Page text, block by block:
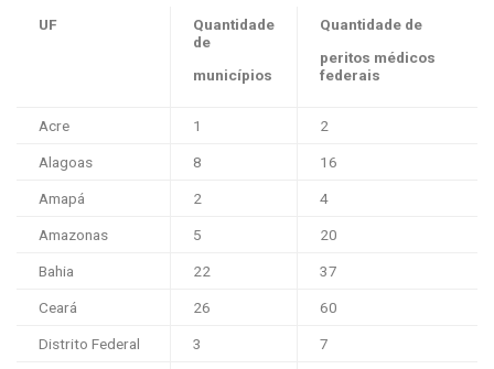
UF
Quantidade
de
municípios
Quantidade de
peritos médicos
federais
Acre 1 2
Alagoas 8 16
Amapá 2 4
Amazonas 5 20
Bahia 22 37
Ceará 26 60
Distrito Federal 3 7